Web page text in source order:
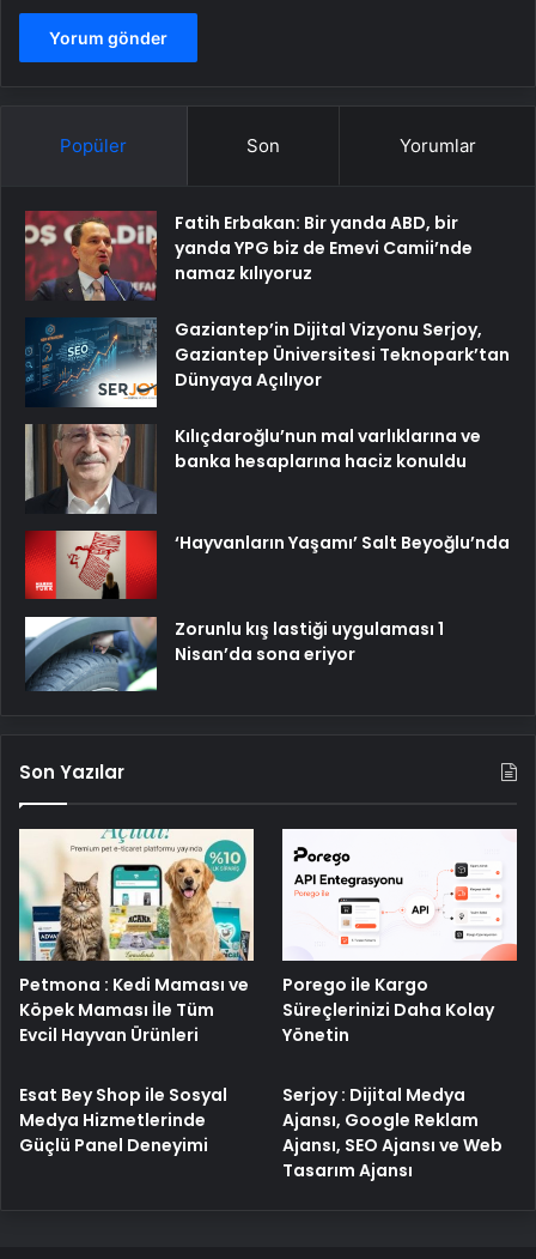
Popüler Son Yorumlar
Fatih Erbakan: Bir yanda ABD, bir
yanda YPG biz de Emevi Camii’nde
namaz kılıyoruz
Gaziantep’in Dijital Vizyonu Serjoy,
Gaziantep Üniversitesi Teknopark’tan
Dünyaya Açılıyor
Kılıçdaroğlu’nun mal varlıklarına ve
banka hesaplarına haciz konuldu
‘Hayvanların Yaşamı’ Salt Beyoğlu’nda
Zorunlu kış lastiği uygulaması 1
Nisan’da sona eriyor
Son Yazılar
Petmona : Kedi Maması ve
Köpek Maması İle Tüm
Evcil Hayvan Ürünleri
Porego ile Kargo
Süreçlerinizi Daha Kolay
Yönetin
Esat Bey Shop ile Sosyal
Medya Hizmetlerinde
Güçlü Panel Deneyimi
Serjoy : Dijital Medya
Ajansı, Google Reklam
Ajansı, SEO Ajansı ve Web
Tasarım Ajansı